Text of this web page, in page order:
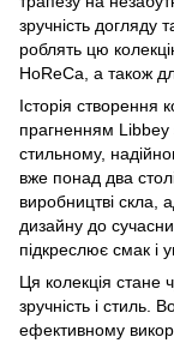
зручність догляду
роблять цю
HoReCa, а також
Історія створення
прагненням Libbey
стильному,
вже понад два
виробництві скла,
дизайну до
підкреслює смак і
Ця колекція стане
зручність і стиль.
ефективному